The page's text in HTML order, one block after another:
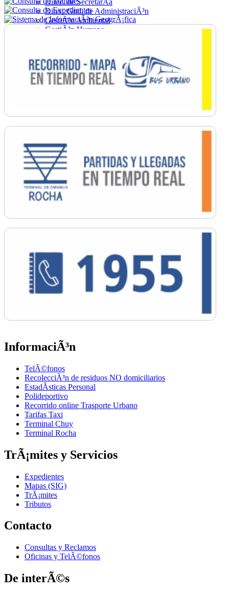
Direc. de SecretarÃ­a
Direc. Gral. de AdministraciÃ³n
GestiÃ³n Ambiental
GestiÃ³n Humana
Ordenamiento
PromociÃ³n Social
Salud
SecretarÃ­a General
InformaciÃ³n
TelÃ©fonos
RecolecciÃ³n de residuos NO domiciliarios
EstadÃ­sticas Personal
Polideportivo
Recorrido online Trasporte Urbano
Tarifas Taxi
Terminal Chuy
Terminal Rocha
TrÃ¡mites y Servicios
Expedientes
Mapas (SIG)
TrÃ¡mites
Tributos
Contacto
Consultas y Reclamos
Oficinas y TelÃ©fonos
De interÃ©s